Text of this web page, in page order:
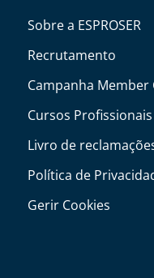
Sobre a ESPROSER
Recrutamento
Campanha Member
Cursos
Livro de
Política de
Gerir Cookies